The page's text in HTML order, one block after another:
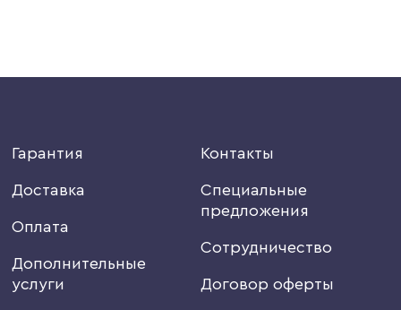
Гарантия
Доставка
Оплата
Дополнительные
услуги
Контакты
Специальные
предложения
Сотрудничество
Договор оферты